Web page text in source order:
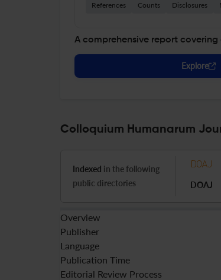
References Counts Disclosures
A comprehensive report
Explore
Colloquium Humanarum
Indexed in the following
public directories
DOAJ
Overview
Publisher
Language
Publication Time
Editorial Review Process